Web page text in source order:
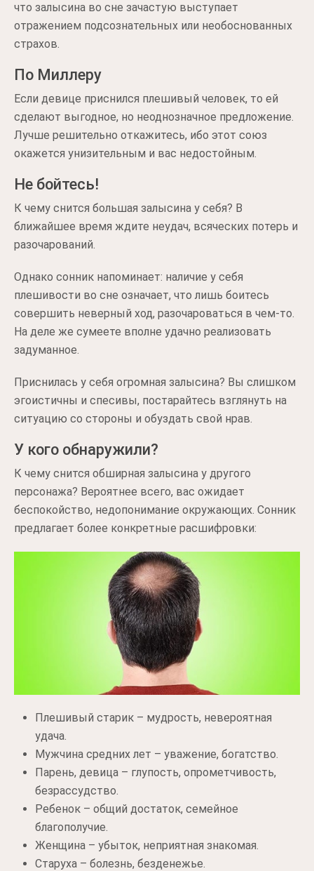
что залысина во сне зачастую выступает
отражением подсознательных или необоснованных
страхов.
По Миллеру
Если девице приснился плешивый человек, то ей
сделают выгодное, но неоднозначное предложение.
Лучше решительно откажитесь, ибо этот союз
окажется унизительным и вас недостойным.
Не бойтесь!
К чему снится большая залысина у себя? В
ближайшее время ждите неудач, всяческих потерь и
разочарований.
Однако сонник напоминает: наличие у себя
плешивости во сне означает, что лишь боитесь
совершить неверный ход, разочароваться в чем-то.
На деле же сумеете вполне удачно реализовать
задуманное.
Приснилась у себя огромная залысина? Вы слишком
эгоистичны и спесивы, постарайтесь взглянуть на
ситуацию со стороны и обуздать свой нрав.
У кого обнаружили?
К чему снится обширная залысина у другого
персонажа? Вероятнее всего, вас ожидает
беспокойство, недопонимание окружающих. Сонник
предлагает более конкретные расшифровки:
Плешивый старик – мудрость, невероятная
удача.
Мужчина средних лет – уважение, богатство.
Парень, девица – глупость, опрометчивость,
безрассудство.
Ребенок – общий достаток, семейное
благополучие.
Женщина – убыток, неприятная знакомая.
Старуха – болезнь, безденежье.